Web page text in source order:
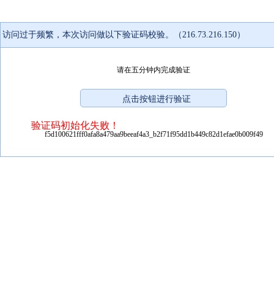
访问过于频繁，本次访问做以下验证码校验。（216.73.216.150）
请在五分钟内完成验证
验证码初始化失败！
f5d100621fff0afa8a479aa9beeaf4a3_b2f71f95dd1b449c82d1efae0b009f49